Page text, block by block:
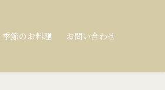
季節のお料理 お問い合わせ